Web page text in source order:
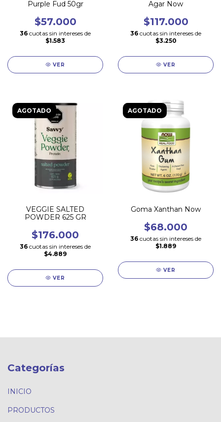
Purple Fud 50gr
$57.000
36 cuotas sin intereses de
$1.583
VER
Agar Now
$117.000
36 cuotas sin intereses de
$3.250
VER
AGOTADO
VEGGIE SALTED
POWDER 625 GR
$176.000
36 cuotas sin intereses de
$4.889
VER
AGOTADO
Goma Xanthan Now
$68.000
36 cuotas sin intereses de
$1.889
VER
Categorías
INICIO
PRODUCTOS